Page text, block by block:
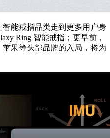
能戒指品类走到更多用户身
Ring 智能戒指；更早前，
果等头部品牌的入局，将为